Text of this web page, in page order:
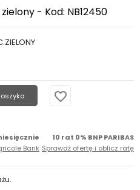
- Kod: NB12450
favorite_border
Bank
10 rat 0% BNP PARIBAS
Sprawdź ofertę i oblicz ratę